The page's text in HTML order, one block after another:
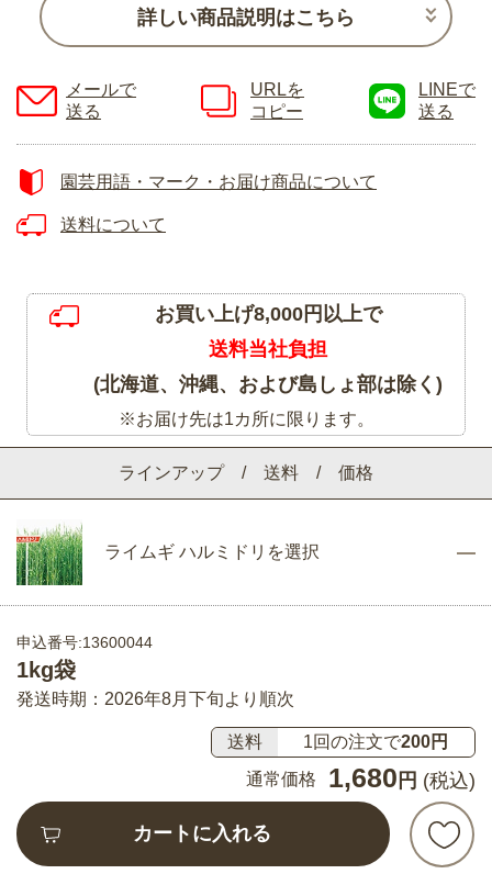
ラインアップ / 送料 / 価格
ライムギ ハルミドリを選択
申込番号:13600044
1kg袋
発送時期：2026年8月下旬より順次
送料 1回の注文で200円
通常価格
1,680 円 (税込)
カートに入れる
詳しい商品説明はこちら
メールで
送る
URLを
コピー
LINEで
送る
園芸用語・マーク・お届け商品について
送料について
お買い上げ8,000円以上で
送料当社負担
(北海道、沖縄、および島しょ部は除く)
※お届け先は1カ所に限ります。